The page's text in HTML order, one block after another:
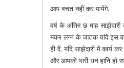
आप बचत नहीं कर पायेंगे.
वर्ष के अंतिम छ माह
मकर लग्न के जातक यदि इस
ही दें. यदि साझेदारी में
और आपको भारी धन हानि हो